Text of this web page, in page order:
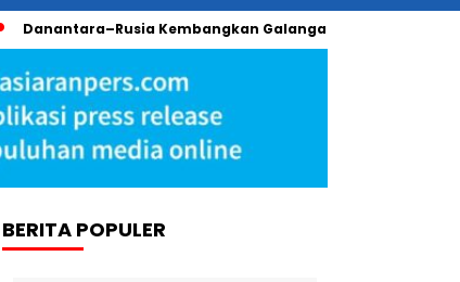
Danantara–Rusia Kembangkan Galangan Kapal Hijau
BERITA POPULER